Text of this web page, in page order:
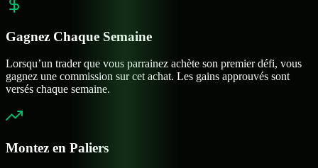
Gagnez Chaque Semaine
Lorsqu’un trader que vous parrainez achète son premier défi, vous
gagnez une commission sur cet achat. Les gains approuvés sont
versés chaque semaine.
Montez en Paliers